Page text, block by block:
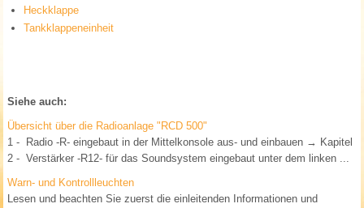
Heckklappe
Tankklappeneinheit
Siehe auch:
Übersicht über die Radioanlage "RCD 500"
1 - Radio -R- eingebaut in der Mittelkonsole aus- und einbauen → Kapitel
2 - Verstärker -R12- für das Soundsystem eingebaut unter dem linken ...
Warn- und Kontrollleuchten
Lesen und beachten Sie zuerst die einleitenden Informationen und